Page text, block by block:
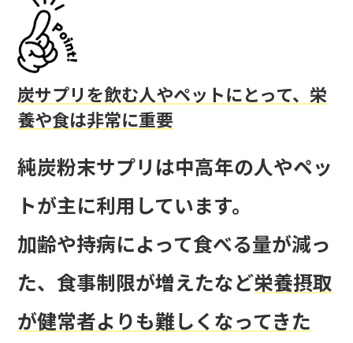
炭サプリを飲む人やペットにとって、栄
養や食は非常に重要
純炭粉末サプリは中高年の人やペッ
トが主に利用しています。
加齢や持病によって食べる量が減っ
た、食事制限が増えたなど栄養摂取
が健常者よりも難しくなってきた